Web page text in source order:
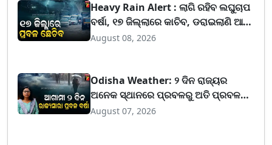
Heavy Rain Alert : ଲାଗି ରହିବ ଲଘୁଚାପ
ବର୍ଷା, ୧୭ ଜିଲ୍ଲାରେ କାଚିବ, ଡରାଇଲାଣି ଆଉ
ଏକ ବନ୍ୟା
August 08, 2026
Odisha Weather: ୨ ଦିନ ରାଜ୍ୟର
ଅନେକ ସ୍ଥାନରେ ପ୍ରବଳରୁ ଅତି ପ୍ରବଳ
ବର୍ଷା, ପୁଣି ବଢ଼ିଲା ଚିନ୍ତା
August 07, 2026